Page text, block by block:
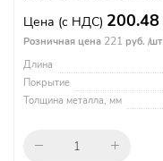
Цена (с НДС) 200.48
Розничная цена 221 руб. /шт
Длина
Покрытие
Толщина металла, мм